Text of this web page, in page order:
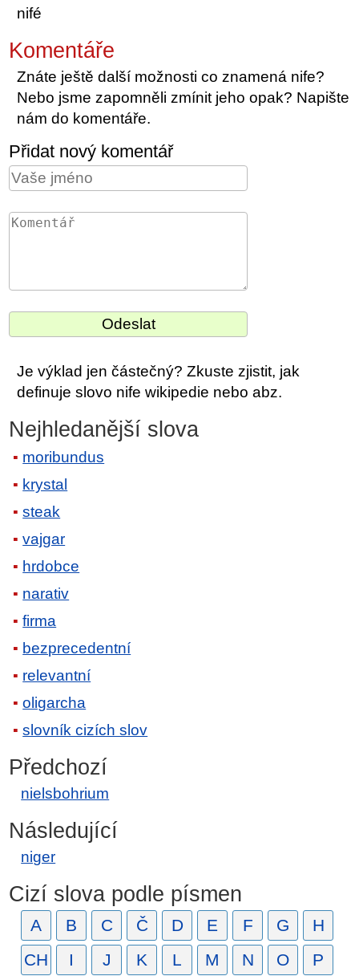
nifé
Komentáře
Znáte ještě další možnosti co znamená nife?
Nebo jsme zapomněli zmínit jeho opak? Napište
nám do komentáře.
Přidat nový komentář
Je výklad jen částečný? Zkuste zjistit, jak
definuje slovo nife wikipedie nebo abz.
Nejhledanější slova
moribundus
krystal
steak
vajgar
hrdobce
narativ
firma
bezprecedentní
relevantní
oligarcha
slovník cizích slov
Předchozí
nielsbohrium
Následující
niger
Cizí slova podle písmen
A B C Č D E F G
H
CH
I J K L M N O P